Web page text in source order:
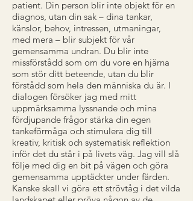
patient. Din person blir inte objekt för en
diagnos, utan din sak – dina tankar,
känslor, behov, intressen, utmaningar,
med mera – blir subjekt för vår
gemensamma undran. Du blir inte
missförstådd som om du vore en hjärna
som stör ditt beteende, utan du blir
förstådd som hela den människa du är. I
dialogen försöker jag med mitt
uppmärksamma lyssnande och mina
fördjupande frågor stärka din egen
tankeförmåga och stimulera dig till
kreativ, kritisk och systematisk reflektion
inför det du står i på livets väg. Jag vill slå
följe med dig en bit på vägen och göra
gemensamma upptäckter under färden.
Kanske skall vi göra ett strövtåg i det vilda